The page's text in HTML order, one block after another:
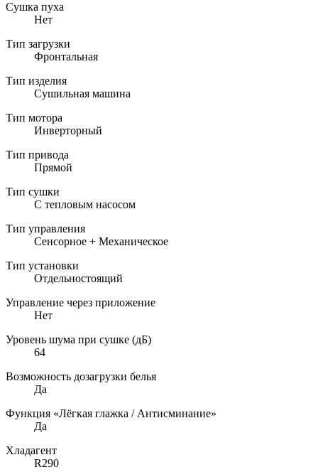
Сушка пуха
Нет
Тип загрузки
Фронтальная
Тип изделия
Сушильная машина
Тип мотора
Инверторный
Тип привода
Прямой
Тип сушки
С тепловым насосом
Тип управления
Сенсорное + Механическое
Тип установки
Отдельностоящий
Управление через приложение
Нет
Уровень шума при сушке (дБ)
64
Возможность дозагрузки белья
Да
Функция «Лёгкая глажка / Антисминание»
Да
Хладагент
R290